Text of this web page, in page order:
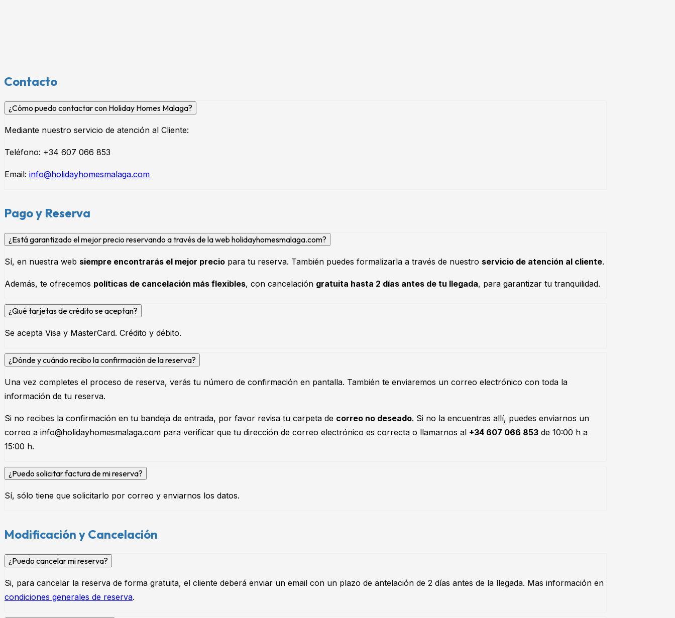
Contacto
¿Cómo puedo contactar con Holiday Homes Malaga?
Mediante nuestro servicio de atención al Cliente:
Teléfono: +34 607 066 853
Email: info@holidayhomesmalaga.com
Pago y Reserva
¿Está garantizado el mejor precio reservando a través de la web holidayhomesmalaga.com?
Sí, en nuestra web siempre encontrarás el mejor precio para tu reserva. También puedes formalizarla a través de nuestro servicio de atención al cliente.
Además, te ofrecemos políticas de cancelación más flexibles, con cancelación gratuita hasta 2 días antes de tu llegada, para garantizar tu tranquilidad.
¿Qué tarjetas de crédito se aceptan?
Se acepta Visa y MasterCard. Crédito y débito.
¿Dónde y cuándo recibo la confirmación de la reserva?
Una vez completes el proceso de reserva, verás tu número de confirmación en pantalla. También te enviaremos un correo electrónico con toda la
información de tu reserva.
Si no recibes la confirmación en tu bandeja de entrada, por favor revisa tu carpeta de correo no deseado. Si no la encuentras allí, puedes enviarnos un
correo a info@holidayhomesmalaga.com para verificar que tu dirección de correo electrónico es correcta o llamarnos al +34 607 066 853 de 10:00 h a
15:00 h.
¿Puedo solicitar factura de mi reserva?
Sí, sólo tiene que solicitarlo por correo y enviarnos los datos.
Modificación y Cancelación
¿Puedo cancelar mi reserva?
Si, para cancelar la reserva de forma gratuita, el cliente deberá enviar un email con un plazo de antelación de 2 días antes de la llegada. Mas información en
condiciones generales de reserva.